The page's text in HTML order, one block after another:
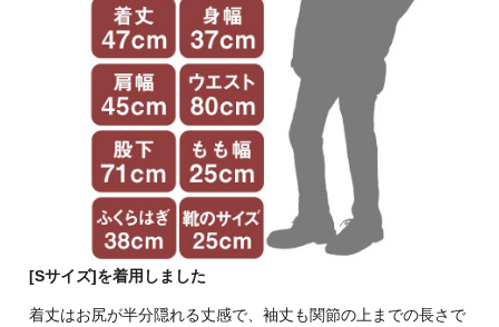
[Sサイズ]を着用しました
着丈はお尻が半分隠れる丈感で、袖丈も関節の上までの長さで